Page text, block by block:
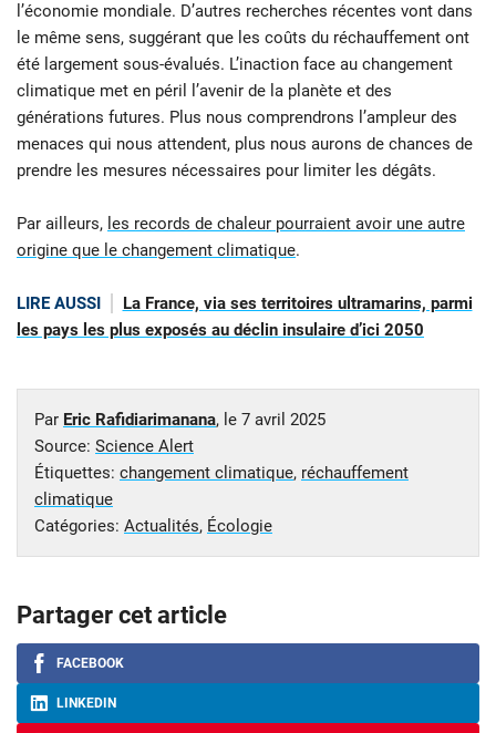
l’économie mondiale. D’autres recherches récentes vont dans
le même sens, suggérant que les coûts du réchauffement ont
été largement sous-évalués. L’inaction face au changement
climatique met en péril l’avenir de la planète et des
générations futures. Plus nous comprendrons l’ampleur des
menaces qui nous attendent, plus nous aurons de chances de
prendre les mesures nécessaires pour limiter les dégâts.
Par ailleurs, les records de chaleur pourraient avoir une autre
origine que le changement climatique.
LIRE AUSSI
La France, via ses territoires ultramarins, parmi
les pays les plus exposés au déclin insulaire d’ici 2050
Par Eric Rafidiarimanana, le 7 avril 2025
Source: Science Alert
Étiquettes: changement climatique, réchauffement
climatique
Catégories: Actualités, Écologie
Partager cet article
FACEBOOK
LINKEDIN